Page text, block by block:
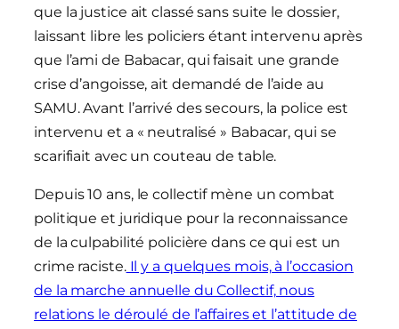
que la justice ait classé sans suite le dossier,
laissant libre les policiers étant intervenu après
que l’ami de Babacar, qui faisait une grande
crise d’angoisse, ait demandé de l’aide au
SAMU. Avant l’arrivé des secours, la police est
intervenu et a « neutralisé » Babacar, qui se
scarifiait avec un couteau de table.
Depuis 10 ans, le collectif mène un combat
politique et juridique pour la reconnaissance
de la culpabilité policière dans ce qui est un
crime raciste.Il y a quelques mois, à l’occasion
de la marche annuelle du Collectif, nous
relations le déroulé de l’affaires et l’attitude de